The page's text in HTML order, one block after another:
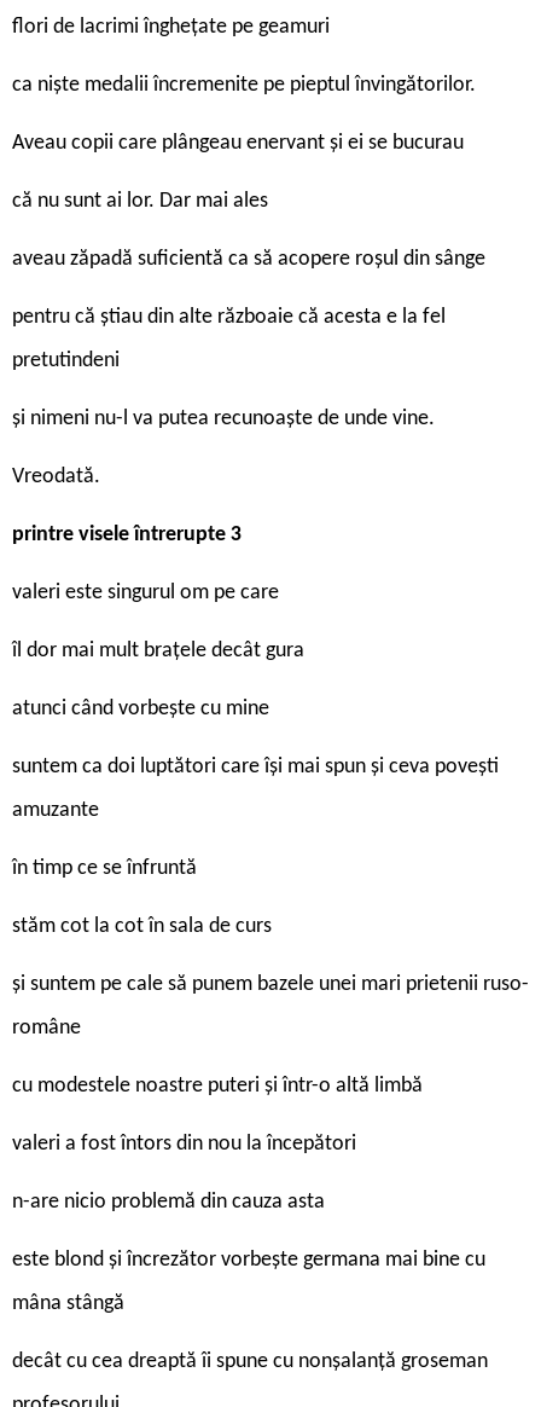
flori de lacrimi îngheţate pe geamuri
ca nişte medalii încremenite pe pieptul învingătorilor.
Aveau copii care plângeau enervant şi ei se bucurau
că nu sunt ai lor. Dar mai ales
aveau zăpadă suficientă ca să acopere roşul din sânge
pentru că ştiau din alte războaie că acesta e la fel
pretutindeni
şi nimeni nu-l va putea recunoaşte de unde vine.
Vreodată.
printre visele întrerupte 3
valeri este singurul om pe care
îl dor mai mult braţele decât gura
atunci când vorbeşte cu mine
suntem ca doi luptători care îşi mai spun şi ceva poveşti
amuzante
în timp ce se înfruntă
stăm cot la cot în sala de curs
şi suntem pe cale să punem bazele unei mari prietenii ruso-
române
cu modestele noastre puteri şi într-o altă limbă
valeri a fost întors din nou la începători
n-are nicio problemă din cauza asta
este blond şi încrezător vorbeşte germana mai bine cu
mâna stângă
decât cu cea dreaptă îi spune cu nonşalanţă groseman